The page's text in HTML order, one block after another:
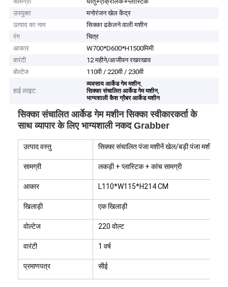
उपयुक्त
मनोरंजन खेल केंद्र
उत्पाद का नाम
सिक्का ढकेलने वाली मशीन
रंग
चित्र
आकार
W700*D600*H1500मिमी
वारंटी
12 महीने/आजीवन रखरखाव
वोल्टेज
110वी / 220वी / 230वी
हाई लाइट:
व्यवसाय आर्केड गेम मशीन,
सिक्का संचालित आर्केड गेम मशीन,
भाग्यशाली कैश ग्रैबर आर्केड मशीन
सिक्का संचालित आर्केड गेम मशीन सिक्का स्वीकारकर्ता के
साथ व्यापार के लिए भाग्यशाली नकद Grabber
उत्पाद वस्तु सिक्का संचालित पंजा मशीनें खेल/बड़ी पंजा मशीनें/
सामग्री लकड़ी + प्लास्टिक + कांच सामग्री
आकार L110*W115*H214 CM
खिलाड़ी एक खिलाड़ी
वोल्टेज 220 वोल्ट
वारंटी 1 वर्ष
प्रमाणपत्र सीई